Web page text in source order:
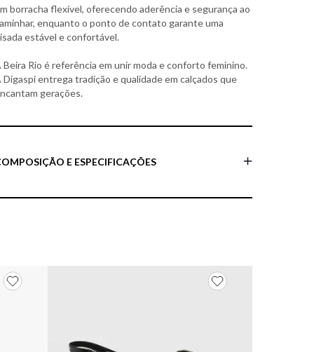
borracha flexível, oferecendo aderência e segurança ao
enquanto o ponto de contato garante uma
estável e confortável.
Beira Rio é referência em unir moda e conforto feminino.
Digaspi entrega tradição e qualidade em calçados que
gerações.
E ESPECIFICAÇÕES